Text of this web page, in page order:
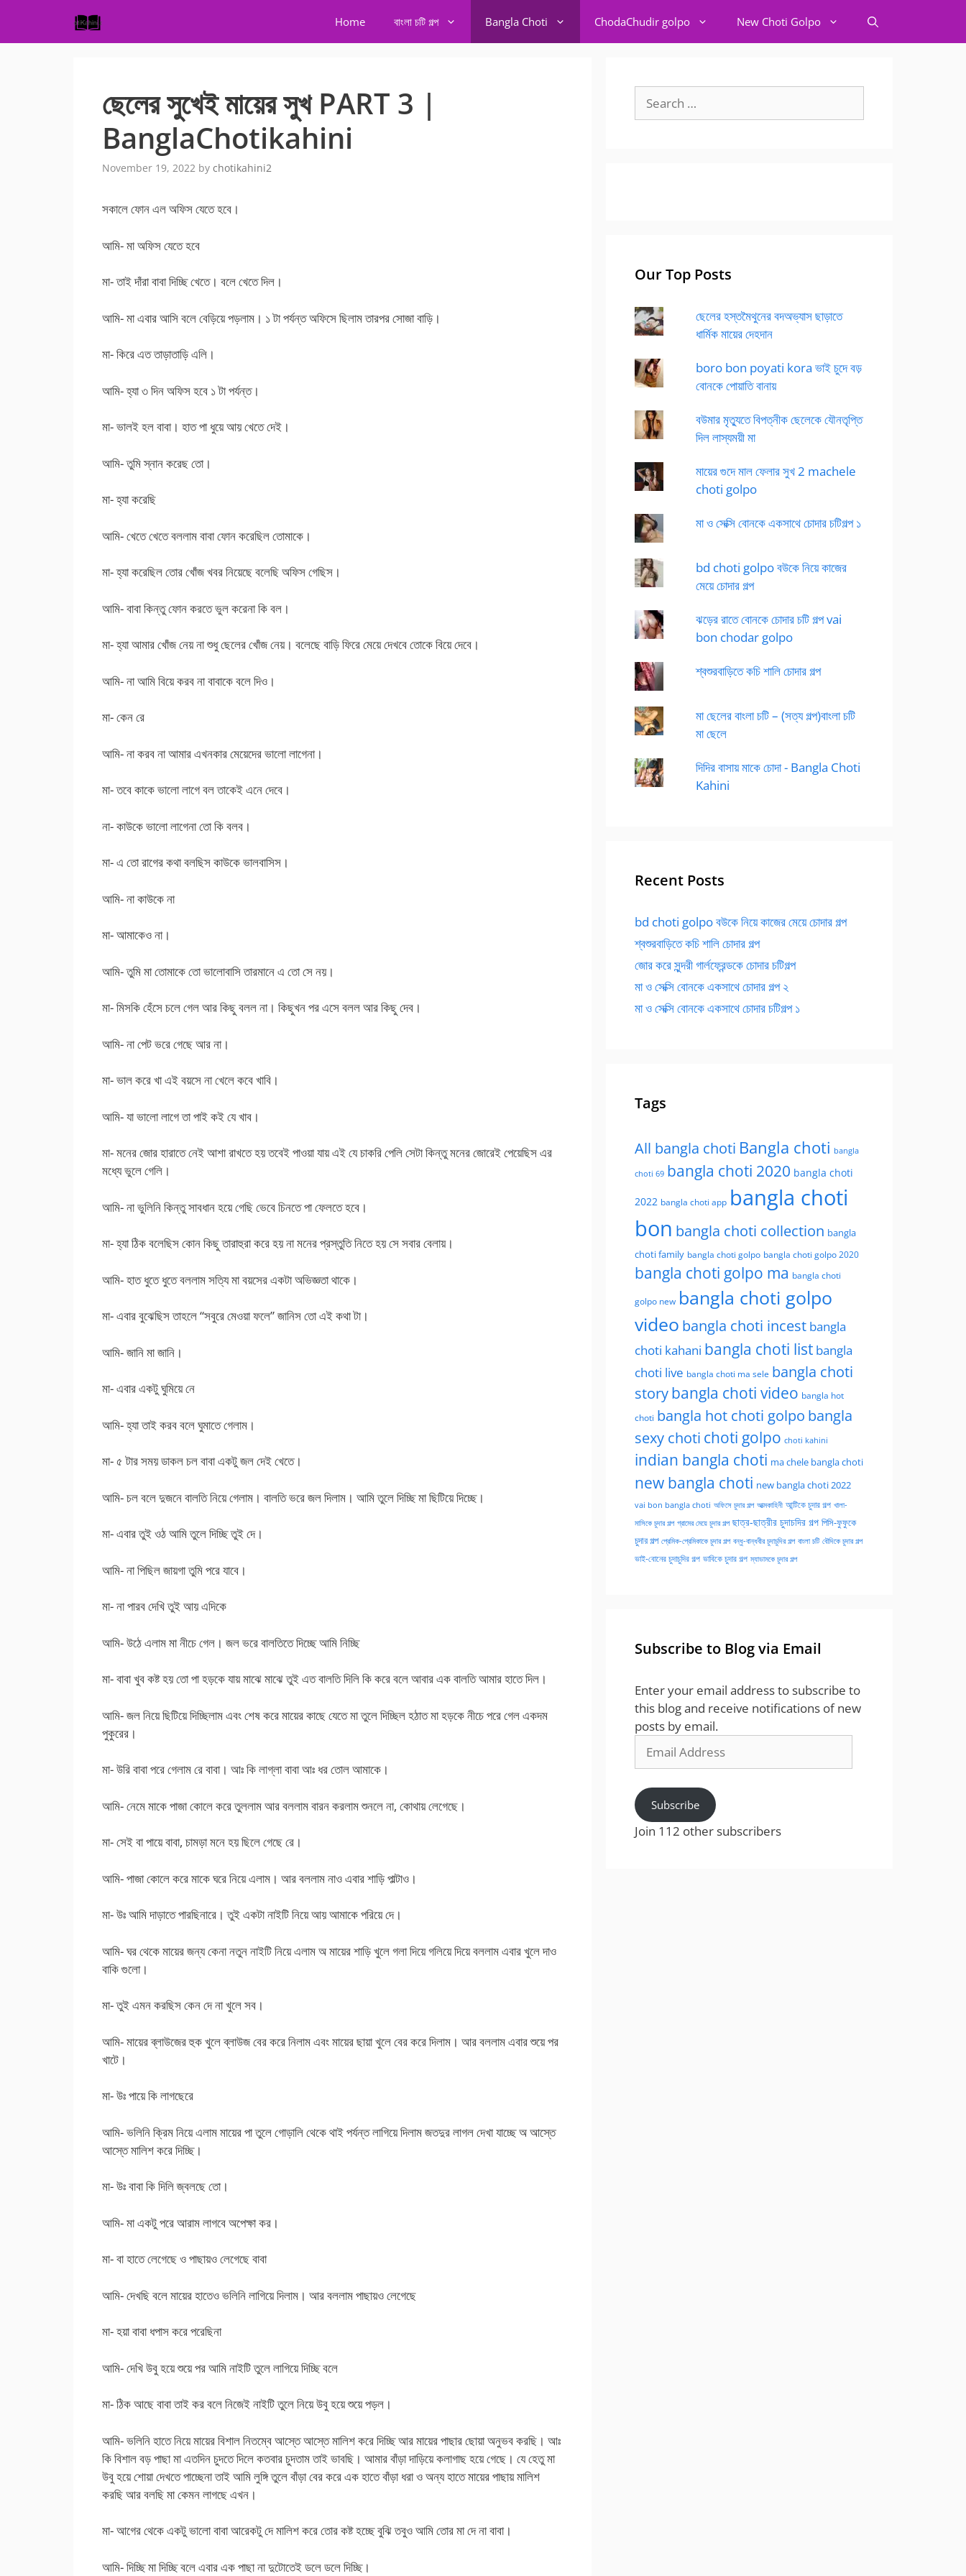
content
Home বাংলা চটি গল্প Bangla Choti ChodaChudir golpo New Choti Golpo
ছেলের সুখেই মায়ের সুখ PART 3 |
BanglaChotikahini
November 19, 2022 by chotikahini2
সকালে ফোন এল অফিস যেতে হবে।
আমি- মা অফিস যেতে হবে
মা- তাই দাঁরা বাবা দিচ্ছি খেতে। বলে খেতে দিল।
আমি- মা এবার আসি বলে বেড়িয়ে পড়লাম। ১ টা পর্যন্ত অফিসে ছিলাম তারপর সোজা বাড়ি।
মা- কিরে এত তাড়াতাড়ি এলি।
আমি- হ্যা ৩ দিন অফিস হবে ১ টা পর্যন্ত।
মা- ভালই হল বাবা। হাত পা ধুয়ে আয় খেতে দেই।
আমি- তুমি স্নান করেছ তো।
মা- হ্যা করেছি
আমি- খেতে খেতে বললাম বাবা ফোন করেছিল তোমাকে।
মা- হ্যা করেছিল তোর খোঁজ খবর নিয়েছে বলেছি অফিস গেছিস।
আমি- বাবা কিন্তু ফোন করতে ভুল করেনা কি বল।
মা- হ্যা আমার খোঁজ নেয় না শুধু ছেলের খোঁজ নেয়। বলেছে বাড়ি ফিরে মেয়ে দেখবে তোকে বিয়ে দেবে।
আমি- না আমি বিয়ে করব না বাবাকে বলে দিও।
মা- কেন রে
আমি- না করব না আমার এখনকার মেয়েদের ভালো লাগেনা।
মা- তবে কাকে ভালো লাগে বল তাকেই এনে দেবে।
না- কাউকে ভালো লাগেনা তো কি বলব।
মা- এ তো রাগের কথা বলছিস কাউকে ভালবাসিস।
আমি- না কাউকে না
মা- আমাকেও না।
আমি- তুমি মা তোমাকে তো ভালোবাসি তারমানে এ তো সে নয়।
মা- মিসকি হেঁসে চলে গেল আর কিছু বলল না। কিছুখন পর এসে বলল আর কিছু দেব।
আমি- না পেট ভরে গেছে আর না।
মা- ভাল করে খা এই বয়সে না খেলে কবে খাবি।
আমি- যা ভালো লাগে তা পাই কই যে খাব।
মা- মনের জোর হারাতে নেই আশা রাখতে হয় তবেই পাওয়া যায় এই যে চাকরি পেলি সেটা কিন্তু মনের জোরেই পেয়েছিস এর
মধ্যে ভুলে গেলি।
আমি- না ভুলিনি কিন্তু সাবধান হয়ে গেছি ভেবে চিনতে পা ফেলতে হবে।
মা- হ্যা ঠিক বলেছিস কোন কিছু তারাহুরা করে হয় না মনের প্রস্তুতি নিতে হয় সে সবার বেলায়।
আমি- হাত ধুতে ধুতে বললাম সত্যি মা বয়সের একটা অভিজ্ঞতা থাকে।
মা- এবার বুঝেছিস তাহলে “সবুরে মেওয়া ফলে” জানিস তো এই কথা টা।
আমি- জানি মা জানি।
মা- এবার একটু ঘুমিয়ে নে
আমি- হ্যা তাই করব বলে ঘুমাতে গেলাম।
মা- ৫ টার সময় ডাকল চল বাবা একটু জল দেই খেতে।
আমি- চল বলে দুজনে বালতি নিয়ে গেলাম। বালতি ভরে জল দিলাম। আমি তুলে দিচ্ছি মা ছিটিয়ে দিচ্ছে।
মা- এবার তুই ওঠ আমি তুলে দিচ্ছি তুই দে।
আমি- না পিছিল জায়গা তুমি পরে যাবে।
মা- না পারব দেখি তুই আয় এদিকে
আমি- উঠে এলাম মা নীচে গেল। জল ভরে বালতিতে দিচ্ছে আমি নিচ্ছি
মা- বাবা খুব কষ্ট হয় তো পা হড়কে যায় মাঝে মাঝে তুই এত বালতি দিলি কি করে বলে আবার এক বালতি আমার হাতে দিল।
আমি- জল নিয়ে ছিটিয়ে দিচ্ছিলাম এবং শেষ করে মায়ের কাছে যেতে মা তুলে দিচ্ছিল হঠাত মা হড়কে নীচে পরে গেল একদম
পুকুরের।
মা- উরি বাবা পরে গেলাম রে বাবা। আঃ কি লাগ্লা বাবা আঃ ধর তোল আমাকে।
আমি- নেমে মাকে পাজা কোলে করে তুললাম আর বললাম বারন করলাম শুনলে না, কোথায় লেগেছে।
মা- সেই বা পায়ে বাবা, চামড়া মনে হয় ছিলে গেছে রে।
আমি- পাজা কোলে করে মাকে ঘরে নিয়ে এলাম। আর বললাম নাও এবার শাড়ি পাল্টাও।
মা- উঃ আমি দাড়াতে পারছিনারে। তুই একটা নাইটি নিয়ে আয় আমাকে পরিয়ে দে।
আমি- ঘর থেকে মায়ের জন্য কেনা নতুন নাইটি নিয়ে এলাম অ মায়ের শাড়ি খুলে গলা দিয়ে গলিয়ে দিয়ে বললাম এবার খুলে দাও
বাকি গুলো।
মা- তুই এমন করছিস কেন দে না খুলে সব।
আমি- মায়ের ব্লাউজের হুক খুলে ব্লাউজ বের করে নিলাম এবং মায়ের ছায়া খুলে বের করে দিলাম। আর বললাম এবার শুয়ে পর
খাটে।
মা- উঃ পায়ে কি লাগছেরে
আমি- ভলিনি ক্রিম নিয়ে এলাম মায়ের পা তুলে গোড়ালি থেকে থাই পর্যন্ত লাগিয়ে দিলাম জতদুর লাগল দেখা যাচ্ছে অ আস্তে
আস্তে মালিশ করে দিচ্ছি।
মা- উঃ বাবা কি দিলি জ্বলছে তো।
আমি- মা একটু পরে আরাম লাগবে অপেক্ষা কর।
মা- বা হাতে লেগেছে ও পাছায়ও লেগেছে বাবা
আমি- দেখছি বলে মায়ের হাতেও ভলিনি লাগিয়ে দিলাম। আর বললাম পাছায়ও লেগেছে
মা- হয়া বাবা ধপাস করে পরেছিনা
আমি- দেখি উবু হয়ে শুয়ে পর আমি নাইটি তুলে লাগিয়ে দিচ্ছি বলে
মা- ঠিক আছে বাবা তাই কর বলে নিজেই নাইটি তুলে নিয়ে উবু হয়ে শুয়ে পড়ল।
আমি- ভলিনি হাতে নিয়ে মায়ের বিশাল নিতম্বে আস্তে আস্তে মালিশ করে দিচ্ছি আর মায়ের পাছার ছোয়া অনুভব করছি। আঃ
কি বিশাল বড় পাছা মা এতদিন চুদতে দিলে কতবার চুদতাম তাই ভাবছি। আমার বাঁড়া দাড়িয়ে কলাগাছ হয়ে গেছে। যে হেতু মা
উবু হয়ে শোয়া দেখতে পাচ্ছেনা তাই আমি লুঙ্গি তুলে বাঁড়া বের করে এক হাতে বাঁড়া ধরা ও অন্য হাতে মায়ের পাছায় মালিশ
করছি আর বলছি মা কেমন লাগছে এখন।
মা- আগের থেকে একটু ভালো বাবা আরেকটু দে মালিশ করে তোর কষ্ট হচ্ছে বুঝি তবুও আমি তোর মা দে না বাবা।
আমি- দিচ্ছি মা দিচ্ছি বলে এবার এক পাছা না দুটোতেই ডলে ডলে দিচ্ছি।
for:
Our Top Posts
ছেলের হস্তমৈথুনের বদঅভ্যাস ছাড়াতে
ধার্মিক মায়ের দেহদান
boro bon poyati kora ভাই চুদে বড়
বোনকে পোয়াতি বানায়
বউমার মৃত্যুতে বিপত্নীক ছেলেকে যৌনতৃপ্তি
দিল লাস্যময়ী মা
মায়ের গুদে মাল ফেলার সুখ 2 machele
choti golpo
মা ও সেক্সি বোনকে একসাথে চোদার চটিগল্প ১
bd choti golpo বউকে নিয়ে কাজের
মেয়ে চোদার গল্প
ঝড়ের রাতে বোনকে চোদার চটি গল্প vai
bon chodar golpo
শ্বশুরবাড়িতে কচি শালি চোদার গল্প
মা ছেলের বাংলা চটি – (সত্য গল্প)বাংলা চটি
মা ছেলে
দিদির বাসায় মাকে চোদা - Bangla Choti
Kahini
Recent Posts
bd choti golpo বউকে নিয়ে কাজের মেয়ে চোদার গল্প
শ্বশুরবাড়িতে কচি শালি চোদার গল্প
জোর করে সুন্দরী গার্লফ্রেন্ডকে চোদার চটিগল্প
মা ও সেক্সি বোনকে একসাথে চোদার গল্প ২
মা ও সেক্সি বোনকে একসাথে চোদার চটিগল্প ১
Tags
All bangla choti Bangla choti bangla
choti 69 bangla choti 2020 bangla choti
2022 bangla choti app bangla choti
bon bangla choti collection bangla
choti family bangla choti golpo bangla choti golpo 2020
bangla choti golpo ma bangla choti
golpo new bangla choti golpo
video bangla choti incest bangla
choti kahani bangla choti list bangla
choti live bangla choti ma sele bangla choti
storybangla choti video bangla hot
choti bangla hot choti golpo bangla
sexy choti choti golpo choti kahini
indian bangla choti ma chele bangla choti
new bangla choti new bangla choti 2022
vai bon bangla choti অফিসে চুদার গল্প আত্মকাহিনী আন্টিকে চুদার গল্প খালা-
মাসিকে চুদার গল্প গ্রামের মেয়ে চুদার গল্প ছাত্র-ছাত্রীর চুদাচদির গল্প পিসি-ফুফুকে
চুদার গল্প প্রেমিক-প্রেমিকাকে চুদার গল্প বন্ধু-বান্ধবীর চুদাচুদির গল্প বাংলা চটি বৌদিকে চুদার গল্প
ভাই-বোনের চুদাচুদির গল্প ভাবিকে চুদার গল্প ম্যাডামকে চুদার গল্প
Subscribe to Blog via Email
Enter your email address to subscribe to
this blog and receive notifications of new
posts by email.
Address
Subscribe
Join 112 other subscribers